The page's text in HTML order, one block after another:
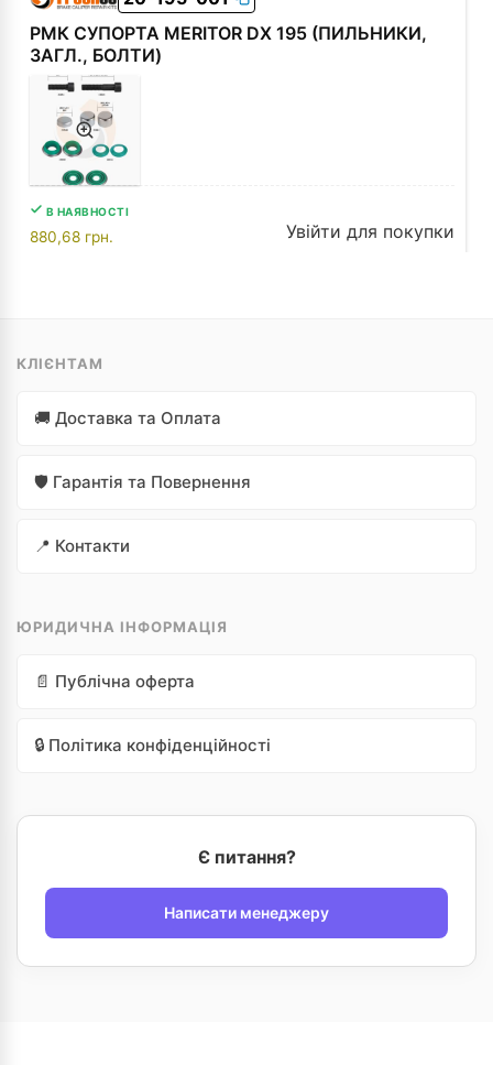
РМК СУПОРТА MERITOR DX 195 (ПИЛЬНИКИ,
ЗАГЛ., БОЛТИ)
В НАЯВНОСТІ
880,68 грн. Увійти для покупки
КЛІЄНТАМ
🚚 Доставка та Оплата
🛡️ Гарантія та Повернення
📍 Контакти
ЮРИДИЧНА ІНФОРМАЦІЯ
📄 Публічна оферта
🔒 Політика конфіденційності
Є питання?
Написати менеджеру